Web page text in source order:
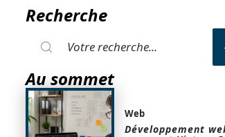
Recherche
Au sommet
Web
Développement